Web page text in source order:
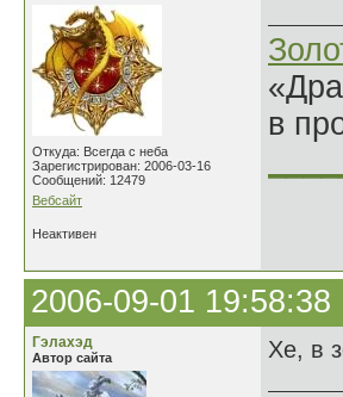
Откуда: Всегда с неба
Зарегистрирован: 2006-03-16
Сообщений: 12479
Вебсайт
в
Неактивен
2006-09-01 19:58:38
Гэлахэд
Автор сайта Хе, в